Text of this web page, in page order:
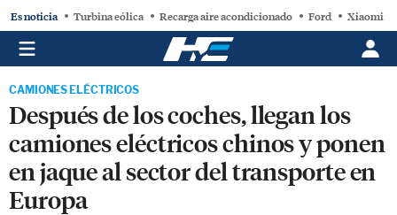
Es noticia Turbina eólica Recarga aire acondicionado Ford Xiaomi
CAMIONES ELÉCTRICOS
Después de los coches, llegan los
camiones eléctricos chinos y ponen
en jaque al sector del transporte en
Europa